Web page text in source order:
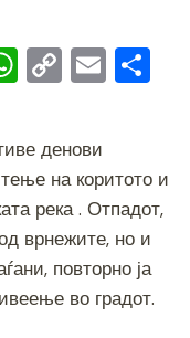
W
at
s
A
p
p
C
p
y
Li
n
k
E
l e
денови
на коритото и
река . Отпадот,
врнежите, но и
повторно ја
во градот.